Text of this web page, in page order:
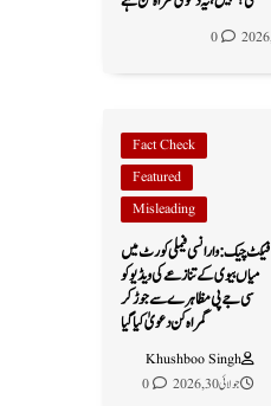
0
Fact Check
Featured
Misleading
فیکٹ چیک: وارانسی فیملی کورٹ میں
میاں بیوی کے تنازعے کی ویڈیو کو
سی جے پی مظاہرے سے جوڑ کر
گمراہ کن دعویٰ کیا گیا
Khushboo Singh
جولائی 30, 2026
0